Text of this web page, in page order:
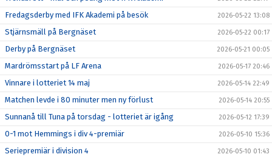
Fredagsderby med IFK Akademi på besök 2026-05-22 13:08
Stjärnsmäll på Bergnäset 2026-05-22 00:17
Derby på Bergnäset 2026-05-21 00:05
Mardrömsstart på LF Arena 2026-05-17 20:46
Vinnare i lotteriet 14 maj 2026-05-14 22:49
Matchen levde i 80 minuter men ny förlust 2026-05-14 20:55
Sunnanå till Tuna på torsdag - lotteriet är igång 2026-05-12 17:39
0-1 mot Hemmings i div 4-premiär 2026-05-10 15:36
Seriepremiär i division 4 2026-05-10 01:43